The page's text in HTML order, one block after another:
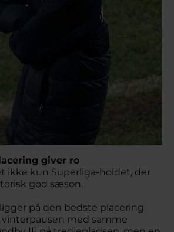
giver ro
ikke kun Superliga-holdet, der
god sæson.
på den bedste placering
med samme